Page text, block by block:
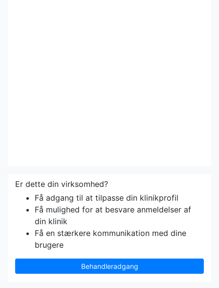
Er dette din virksomhed?
Få adgang til at tilpasse din klinikprofil
Få mulighed for at besvare anmeldelser af
din klinik
Få en stærkere kommunikation med dine
brugere
Behandleradgang